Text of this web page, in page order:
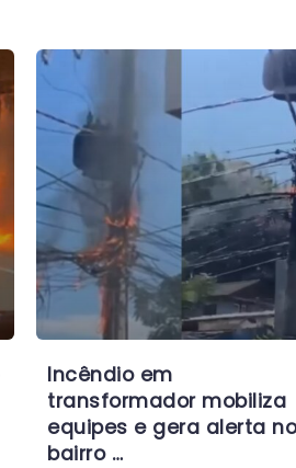
Incêndio em
transformador mobiliza
equipes e gera alerta no
bairro …